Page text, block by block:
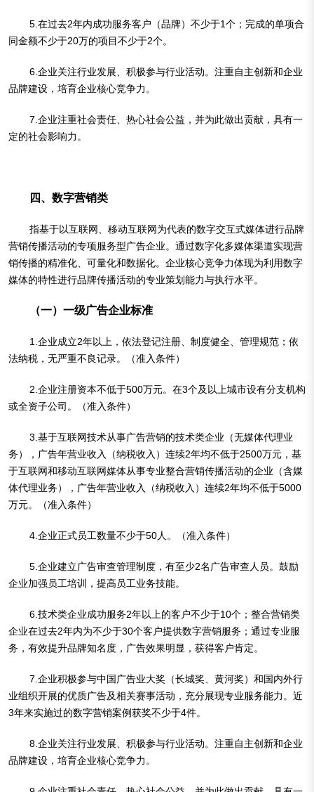
5.在过去2年内成功服务客户（品牌）不少于1个；完成的单项合
同金额不少于20万的项目不少于2个。
6.企业关注行业发展、积极参与行业活动。注重自主创新和企业
品牌建设，培育企业核心竞争力。
7.企业注重社会责任、热心社会公益，并为此做出贡献，具有一
定的社会影响力。
四、数字营销类
指基于以互联网、移动互联网为代表的数字交互式媒体进行品牌
营销传播活动的专项服务型广告企业。通过数字化多媒体渠道实现营
销传播的精准化、可量化和数据化。企业核心竞争力体现为利用数字
媒体的特性进行品牌传播活动的专业策划能力与执行水平。
（一）一级广告企业标准
1.企业成立2年以上，依法登记注册、制度健全、管理规范；依
法纳税，无严重不良记录。（准入条件）
2.企业注册资本不低于500万元。在3个及以上城市设有分支机构
或全资子公司。（准入条件）
3.基于互联网技术从事广告营销的技术类企业（无媒体代理业
务），广告年营业收入（纳税收入）连续2年均不低于2500万元，基
于互联网和移动互联网媒体从事专业整合营销传播活动的企业（含媒
体代理业务），广告年营业收入（纳税收入）连续2年均不低于5000
万元。（准入条件）
4.企业正式员工数量不少于50人。（准入条件）
5.企业建立广告审查管理制度，有至少2名广告审查人员。鼓励
企业加强员工培训，提高员工业务技能。
6.技术类企业成功服务2年以上的客户不少于10个；整合营销类
企业在过去2年内为不少于30个客户提供数字营销服务；通过专业服
务，有效提升品牌知名度，广告效果明显，获得客户肯定。
7.企业积极参与中国广告业大奖（长城奖、黄河奖）和国内外行
业组织开展的优质广告及相关赛事活动，充分展现专业服务能力。近
3年来实施过的数字营销案例获奖不少于4件。
8.企业关注行业发展、积极参与行业活动。注重自主创新和企业
品牌建设，培育企业核心竞争力。